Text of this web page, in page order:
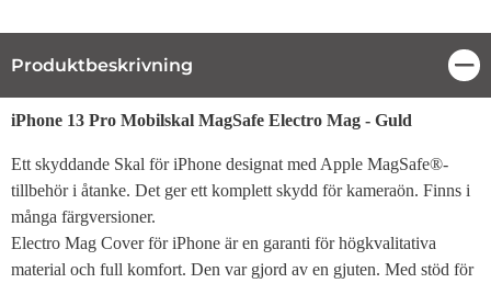
Produktbeskrivning
Produktbeskrivning
iPhone 13 Pro Mobilskal MagSafe Electro Mag - Guld
Ett skyddande Skal för iPhone designat med Apple MagSafe®-
tillbehör i åtanke. Det ger ett komplett skydd för kameraön. Finns i
många färgversioner.
Electro Mag Cover för iPhone är en garanti för högkvalitativa
material och full komfort. Den var gjord av en gjuten. Med stöd för